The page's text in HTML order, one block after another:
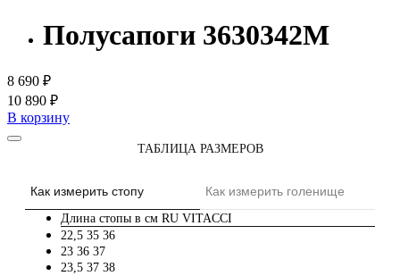
Полусапоги 3630342M
8 690 ₽
10 890 ₽
В корзину
ТАБЛИЦА РАЗМЕРОВ
Как измерить стопу Как измерить голенище
Длина стопы в см RU VITACCI
22,5 35 36
23 36 37
23,5 37 38